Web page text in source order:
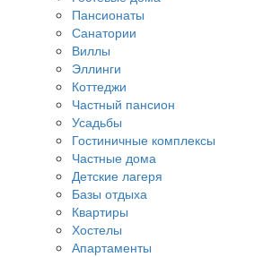
Пансионаты
Санатории
Виллы
Эллинги
Коттеджи
Частный пансион
Усадьбы
Гостиничные комплексы
Частные дома
Детские лагеря
Базы отдыха
Квартиры
Хостелы
Апартаменты